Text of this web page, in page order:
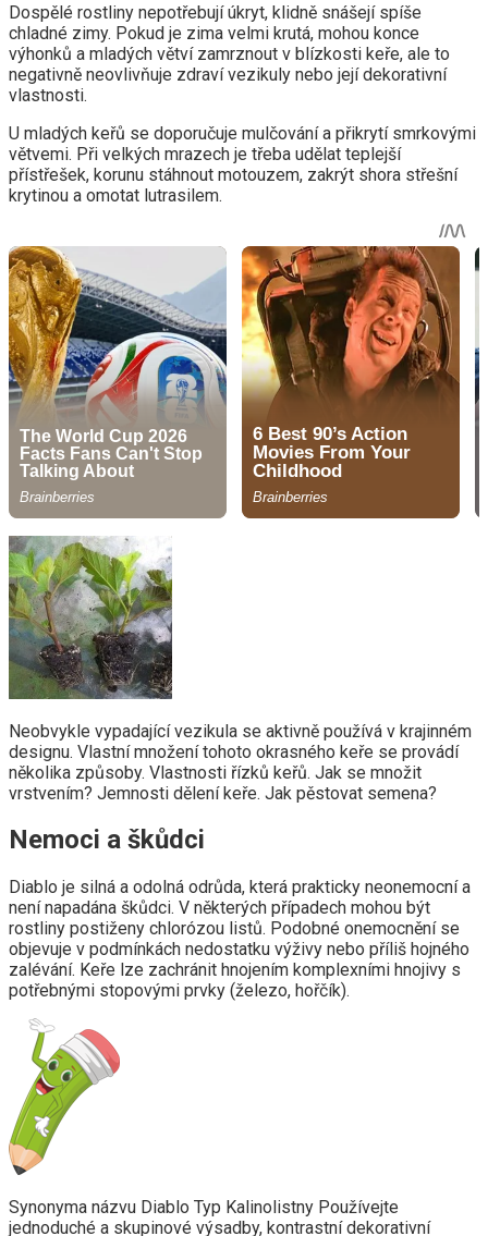
Dospělé rostliny nepotřebují úkryt, klidně snášejí spíše
chladné zimy. Pokud je zima velmi krutá, mohou konce
výhonků a mladých větví zamrznout v blízkosti keře, ale to
negativně neovlivňuje zdraví vezikuly nebo její dekorativní
vlastnosti.
U mladých keřů se doporučuje mulčování a přikrytí smrkovými
větvemi. Při velkých mrazech je třeba udělat teplejší
přístřešek, korunu stáhnout motouzem, zakrýt shora střešní
krytinou a omotat lutrasilem.
Neobvykle vypadající vezikula se aktivně používá v krajinném
designu. Vlastní množení tohoto okrasného keře se provádí
několika způsoby. Vlastnosti řízků keřů. Jak se množit
vrstvením? Jemnosti dělení keře. Jak pěstovat semena?
Nemoci a škůdci
Diablo je silná a odolná odrůda, která prakticky neonemocní a
není napadána škůdci. V některých případech mohou být
rostliny postiženy chlorózou listů. Podobné onemocnění se
objevuje v podmínkách nedostatku výživy nebo příliš hojného
zalévání. Keře lze zachránit hnojením komplexními hnojivy s
potřebnými stopovými prvky (železo, hořčík).
Synonyma názvu Diablo Typ Kalinolistny Používejte
jednoduché a skupinové výsadby, kontrastní dekorativní